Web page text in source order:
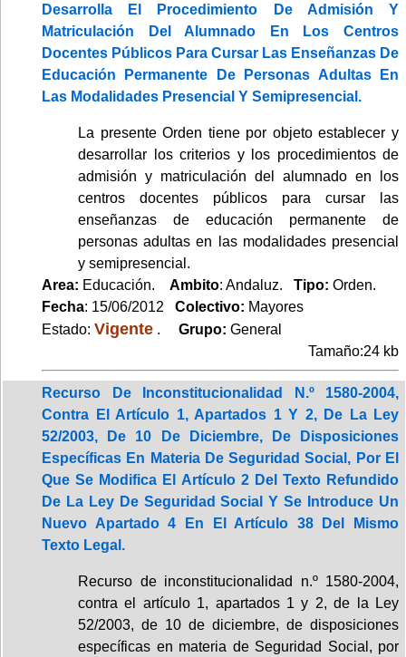
Desarrolla El Procedimiento De Admisión Y
Matriculación Del Alumnado En Los Centros
Docentes Públicos Para Cursar Las Enseñanzas De
Educación Permanente De Personas Adultas En
Las Modalidades Presencial Y Semipresencial.
La presente Orden tiene por objeto establecer y
desarrollar los criterios y los procedimientos de
admisión y matriculación del alumnado en los
centros docentes públicos para cursar las
enseñanzas de educación permanente de
personas adultas en las modalidades presencial
y semipresencial.
Area: Educación. Ambito: Andaluz. Tipo: Orden.
Fecha: 15/06/2012 Colectivo: Mayores
Estado: Vigente . Grupo: General
Tamaño:24 kb
Recurso De Inconstitucionalidad N.º 1580-2004,
Contra El Artículo 1, Apartados 1 Y 2, De La Ley
52/2003, De 10 De Diciembre, De Disposiciones
Específicas En Materia De Seguridad Social, Por El
Que Se Modifica El Artículo 2 Del Texto Refundido
De La Ley De Seguridad Social Y Se Introduce Un
Nuevo Apartado 4 En El Artículo 38 Del Mismo
Texto Legal.
Recurso de inconstitucionalidad n.º 1580-2004,
contra el artículo 1, apartados 1 y 2, de la Ley
52/2003, de 10 de diciembre, de disposiciones
específicas en materia de Seguridad Social, por